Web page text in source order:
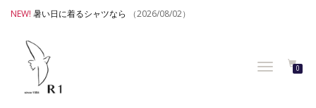
NEW! 暑い日に着るシャツなら （2026/08/02）
TOGGLE
0